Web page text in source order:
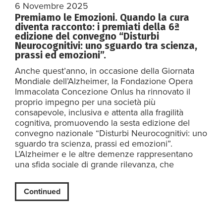
6 Novembre 2025
Premiamo le Emozioni. Quando la cura
diventa racconto: i premiati della 6ª
edizione del convegno “Disturbi
Neurocognitivi: uno sguardo tra scienza,
prassi ed emozioni”.
Anche quest’anno, in occasione della Giornata
Mondiale dell’Alzheimer, la Fondazione Opera
Immacolata Concezione Onlus ha rinnovato il
proprio impegno per una società più
consapevole, inclusiva e attenta alla fragilità
cognitiva, promuovendo la sesta edizione del
convegno nazionale “Disturbi Neurocognitivi: uno
sguardo tra scienza, prassi ed emozioni”.
L’Alzheimer e le altre demenze rappresentano
una sfida sociale di grande rilevanza, che
Continued